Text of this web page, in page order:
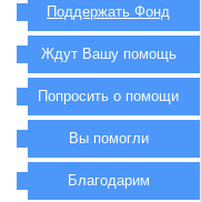
Поддержать Фонд
Ждут Вашу помощь
Попросить о помощи
Вы помогли
Благодарим